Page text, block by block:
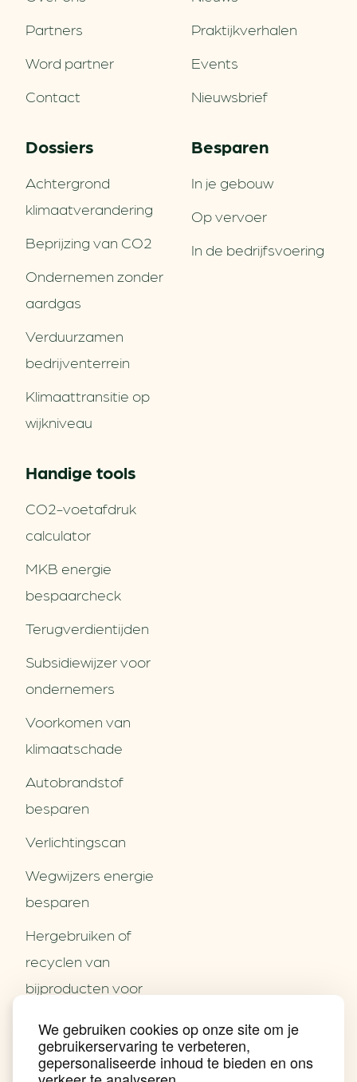
We gebruiken cookies op onze site om je
gebruikerservaring te verbeteren,
gepersonaliseerde inhoud te bieden en ons
Partners
Contact
Nieuws
Praktijkverhalen
Events
Nieuwsbrief
Partners
Word partner
Contact
Praktijkverhalen
Events
Nieuwsbrief
Dossiers
Achtergrond
klimaatverandering
Beprijzing van CO2
Ondernemen zonder
aardgas
Verduurzamen
bedrijventerrein
Klimaattransitie op
wijkniveau
Besparen
In je gebouw
Op vervoer
In de bedrijfsvoering
Handige tools
CO2-voetafdruk
calculator
MKB energie
bespaarcheck
Terugverdien­tijden
Subsidiewijzer voor
ondernemers
Voorkomen van
klimaatschade
Autobrandstof
besparen
Verlichtingscan
Wegwijzers energie
besparen
Hergebruiken of
recyclen van
bijproducten voor
Energie besparen op
uw PC